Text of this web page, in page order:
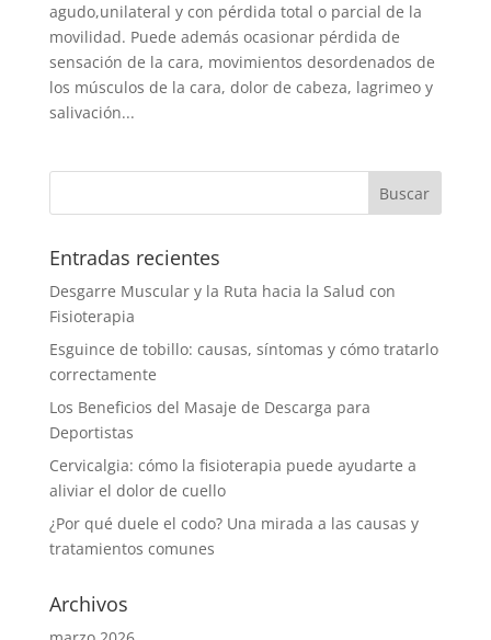
agudo,unilateral y con pérdida total o parcial de la
movilidad. Puede además ocasionar pérdida de
sensación de la cara, movimientos desordenados de
los músculos de la cara, dolor de cabeza, lagrimeo y
salivación...
Entradas recientes
Desgarre Muscular y la Ruta hacia la Salud con
Fisioterapia
Esguince de tobillo: causas, síntomas y cómo tratarlo
correctamente
Los Beneficios del Masaje de Descarga para
Deportistas
Cervicalgia: cómo la fisioterapia puede ayudarte a
aliviar el dolor de cuello
¿Por qué duele el codo? Una mirada a las causas y
tratamientos comunes
Archivos